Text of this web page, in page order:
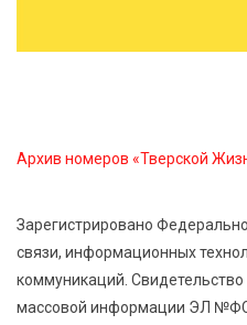
5 Авг 2026 14:44 250
5 Авг 2026 14:32 386
Топ-4 направлений: какие
самыми популярными у
Архив номеров «Тверской
Зарегистрировано
связи, информационных
коммуникаций. Свидетельство
массовой информации ЭЛ